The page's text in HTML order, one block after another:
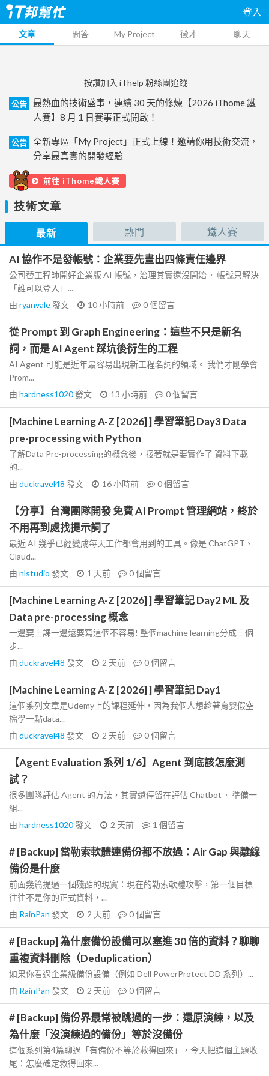
登入
文章 問答 My Project 徵才 聊天
按讚加入 iThelp 粉絲團追蹤
公告
最熱血的技術盛事，連續 30 天的修煉【2026 iThome 鐵
人賽】8 月 1 日賽事正式開啟！
公告
全新專區「My Project」正式上線！邀請你用技術交流，
分享最真實的開發經驗
前往 iThome鐵人賽
技術文章
最新 熱門 鐵人賽
AI 協作不是發帳號：企業要先畫出四條責任邊界
公司替工程師開好企業版 AI 帳號，治理其實還沒開始。 帳號只解決
「誰可以登入」...
由 ryanvale發文 10 小時前 0個留言
從 Prompt 到 Graph Engineering：這些不只是新名
詞，而是 AI Agent 踩坑後衍生的工程
AI Agent 可能是近年最容易出現新工程名詞的領域。 我們才剛學會
Prom...
由 hardness1020發文 13 小時前 0個留言
[Machine Learning A-Z [2026] ] 學習筆記 Day3 Data
pre-processing with Python
了解Data Pre-processing的概念後，接著就是要實作了 資料下載
的...
由 duckravel48 發文 16 小時前 0個留言
【分享】台灣團隊開發 免費 AI Prompt 管理網站，終於
不用再到處找提示詞了
最近 AI 幾乎已經變成每天工作都會用到的工具。像是 ChatGPT、
Claud...
由 nlstudio 發文 1 天前 0個留言
[Machine Learning A-Z [2026] ] 學習筆記 Day2 ML 及
Data pre-processing 概念
一邊要上課一邊還要寫這個不容易! 整個machine learning分成三個
步...
由 duckravel48 發文 2 天前 0個留言
[Machine Learning A-Z [2026] ] 學習筆記 Day1
這個系列文章是Udemy上的課程延伸，因為我個人想趁著育嬰假空
檔學一點data...
由 duckravel48 發文 2 天前 0個留言
【Agent Evaluation 系列 1/6】Agent 到底該怎麼測
試？
很多團隊評估 Agent 的方法，其實還停留在評估 Chatbot。 準備一
組...
由 hardness1020發文 2 天前 1 個留言
# [Backup] 當勒索軟體連備份都不放過：Air Gap 與離線
備份是什麼
前面幾篇提過一個殘酷的現實：現在的勒索軟體攻擊，第一個目標
往往不是你的正式資料，...
由 RainPan 發文 2 天前 0個留言
# [Backup] 為什麼備份設備可以塞進 30 倍的資料？聊聊
重複資料刪除（Deduplication）
如果你看過企業級備份設備（例如 Dell PowerProtect DD 系列）...
由 RainPan 發文 2 天前 0個留言
# [Backup] 備份界最常被跳過的一步：還原演練，以及
為什麼「沒演練過的備份」等於沒備份
這個系列第4篇聊過「有備份不等於救得回來」，今天把這個主題收
尾：怎麼確定救得回來...